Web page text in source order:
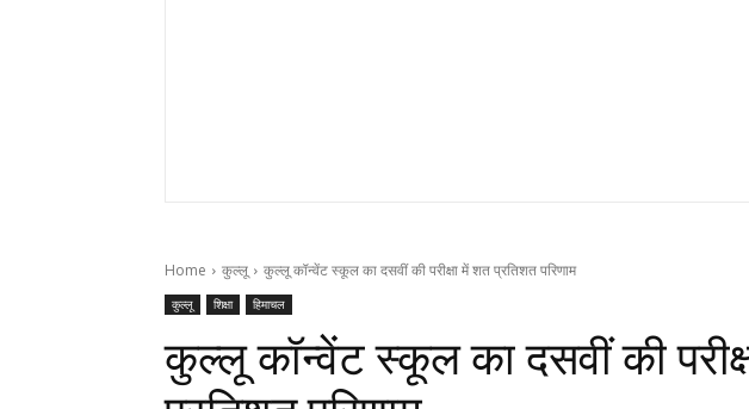
Home कुल्लू कुल्लू कॉन्वेंट स्कूल का दसवीं की परीक्षा में शत प्रतिशत परिणाम
कुल्लू शिक्षा हिमाचल
कुल्लू कॉन्वेंट स्कूल का दसवीं की